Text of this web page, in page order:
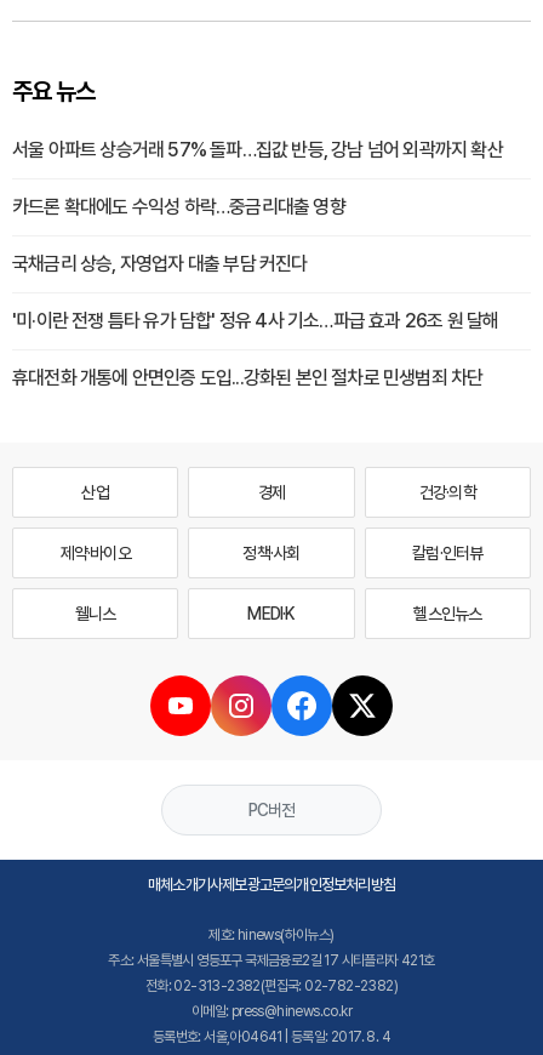
주요 뉴스
서울 아파트 상승거래 57% 돌파…집값 반등, 강남 넘어 외곽까지 확산
카드론 확대에도 수익성 하락…중금리대출 영향
국채금리 상승, 자영업자 대출 부담 커진다
'미·이란 전쟁 틈타 유가 담합' 정유 4사 기소…파급 효과 26조 원 달해
휴대전화 개통에 안면인증 도입...강화된 본인 절차로 민생범죄 차단
산업 경제 건강·의학
제약·바이오 정책·사회 칼럼·인터뷰
웰니스 MEDI·K 헬스인뉴스
PC버전
매체소개기사제보광고문의개인정보처리방침
제호: hinews(하이뉴스)
주소: 서울특별시 영등포구 국제금융로2길 17 시티플라자 421호
전화: 02-313-2382(편집국: 02-782-2382)
이메일: press@hinews.co.kr
등록번호: 서울,아04641 | 등록일: 2017. 8. 4